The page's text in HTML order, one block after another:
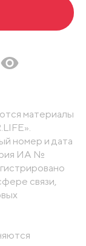
материалы
номер и дата
ИА №
связи,